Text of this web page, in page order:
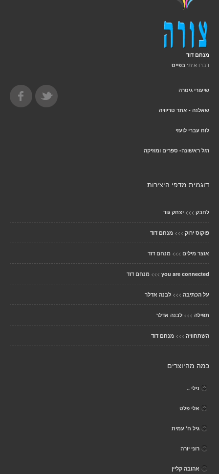
מנחם דוד
דברו איתי בפייס
שיעורי גיטרה
שאלנה - אתר טריוויה
לוח עברי לועזי
רגל ראשונה- ספרים ומוזיקה
דוגמית מדפי היצירות
לחבק >>> יצחק גור
פוקוס ירוק >>> מנחם דוד
אוצר מילים >>> מנחם דוד
you are connected
>>> מנחם דוד
על הכתיבה >>> לבנה אדלר
תפילה >>> לבנה אדלר
השתחוויה >>> מנחם דוד
כמה מהיוצרים
נילי ..
אלי פלט
גיל ח' עמית
רוני יורה
אהובה קליין